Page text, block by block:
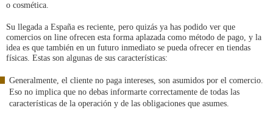
o cosmética.
Su llegada a España es reciente, pero quizás ya has podido ver que
comercios on line ofrecen esta forma aplazada como método de pago, y la
idea es que también en un futuro inmediato se pueda ofrecer en tiendas
físicas. Estas son algunas de sus características:
Generalmente, el cliente no paga intereses, son asumidos por el comercio.
Eso no implica que no debas informarte correctamente de todas las
características de la operación y de las obligaciones que asumes.